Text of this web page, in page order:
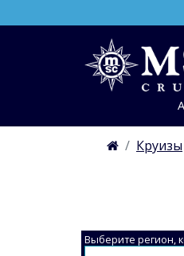
Круизы
Выберите регион,